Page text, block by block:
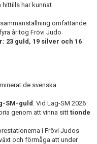
hittills har kunnat
omfattande
år tog Frövi Judo
23 guld, 19 silver och 16
de svenska
SM-guld . Vid Lag-SM 2026
genom att vinna sitt tionde
i Frövi Judos
och förmåga att under